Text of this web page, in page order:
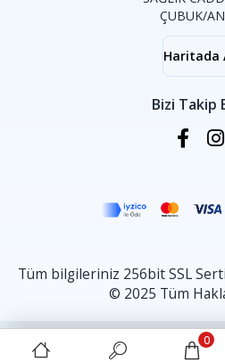
ÇUBUK/
Haritada
Bizi Takip
Tüm bilgileriniz 256bit SSL
© 2025 Tüm
0